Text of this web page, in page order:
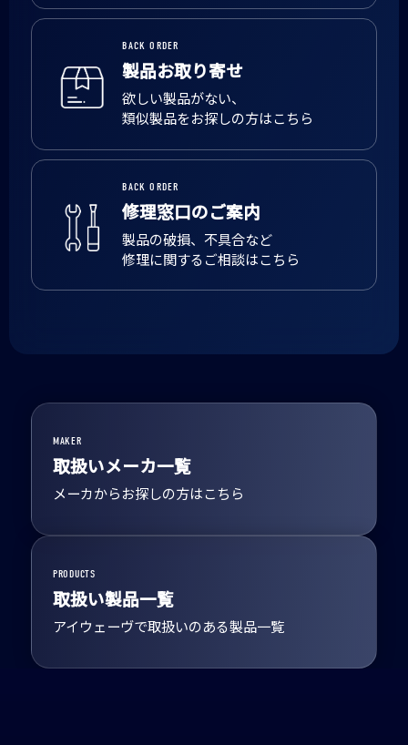
BACK ORDER
製品お取り寄せ
欲しい製品がない、
類似製品をお探しの方はこちら
BACK ORDER
修理窓口のご案内
製品の破損、不具合など
修理に関するご相談はこちら
MAKER
取扱いメーカ一覧
メーカからお探しの方はこちら
PRODUCTS
取扱い製品一覧
アイウェーヴで取扱いのある製品一覧